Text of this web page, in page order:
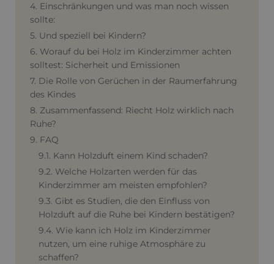
4. Einschränkungen und was man noch wissen
sollte:
5. Und speziell bei Kindern?
6. Worauf du bei Holz im Kinderzimmer achten
solltest: Sicherheit und Emissionen
7. Die Rolle von Gerüchen in der Raumerfahrung
des Kindes
8. Zusammenfassend: Riecht Holz wirklich nach
Ruhe?
9. FAQ
9.1. Kann Holzduft einem Kind schaden?
9.2. Welche Holzarten werden für das
Kinderzimmer am meisten empfohlen?
9.3. Gibt es Studien, die den Einfluss von
Holzduft auf die Ruhe bei Kindern bestätigen?
9.4. Wie kann ich Holz im Kinderzimmer
nutzen, um eine ruhige Atmosphäre zu
schaffen?